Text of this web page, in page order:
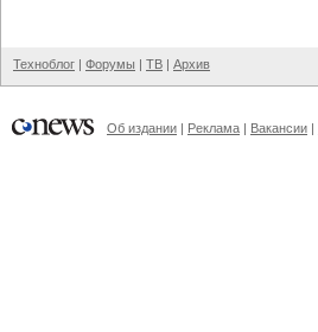
Техноблог | Форумы | ТВ | Архив
Об издании | Реклама | Вакансии |